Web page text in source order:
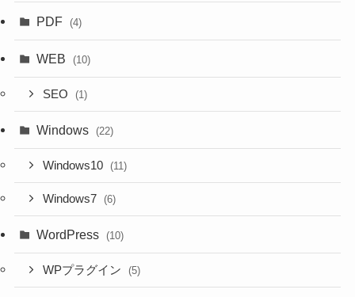
PDF (4)
WEB (10)
SEO (1)
Windows (22)
Windows10 (11)
Windows7 (6)
WordPress (10)
WPプラグイン (5)